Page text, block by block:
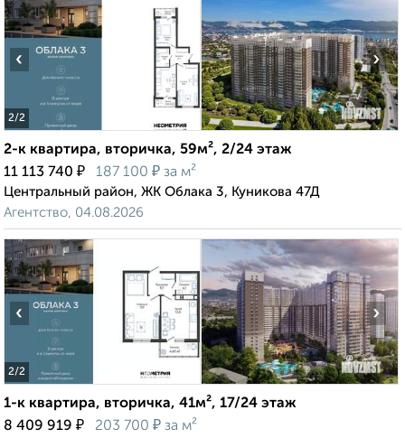
2/2
‹ ›
2-к квартира, вторичка, 59м², 2/24 этаж
11 113 740 ₽ 187 100 ₽ за м²
Центральный район, ЖК Облака 3, Куникова 47Д
Агентство, 04.08.2026
2/2
‹ ›
1-к квартира, вторичка, 41м², 17/24 этаж
8 409 919 ₽ 203 700 ₽ за м²